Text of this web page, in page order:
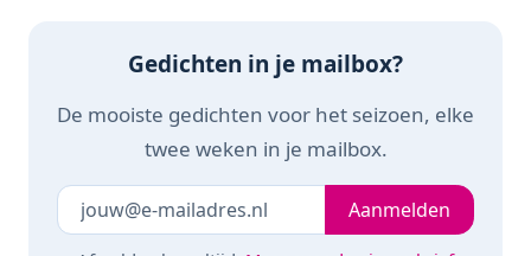
Gedichten in je mailbox?
De mooiste gedichten voor het seizoen, elke
twee weken in je mailbox.
Laat dit veld leeg Je e-mailadresAanmelden